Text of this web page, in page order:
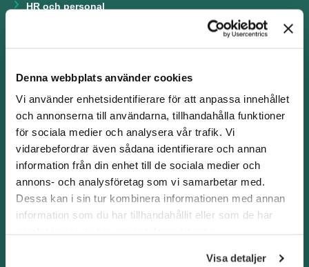
Denna webbplats använder cookies
Vi använder enhetsidentifierare för att anpassa innehållet
och annonserna till användarna, tillhandahålla funktioner
för sociala medier och analysera vår trafik. Vi
vidarebefordrar även sådana identifierare och annan
information från din enhet till de sociala medier och
annons- och analysföretag som vi samarbetar med.
Dessa kan i sin tur kombinera informationen med annan
information som du har tillhandahållit eller som de har
Visa detaljer
HR och personal
Inköp och logistik
IT-support och drift
Digital utveckling
IT-säkerhet